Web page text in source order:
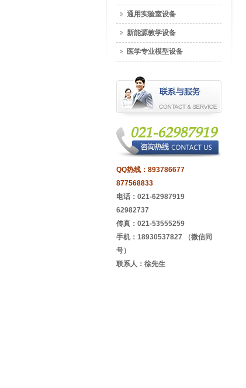
通用实验室设备
新能源教学设备
医学专业模型设备
QQ热线： 893786677
877568833
电话：021-62987919
62982737
传真：021-53555259
手机：18930537827 （微信同
号）
联系人：徐先生